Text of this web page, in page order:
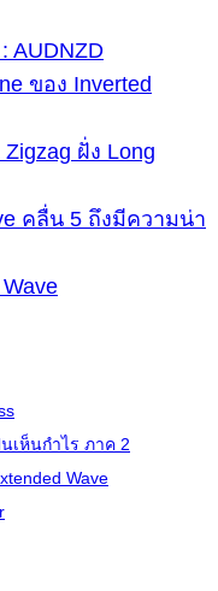
AUDNZD
ของ Inverted
ฝั่ง Long
คลื่น 5 ถึงมีความน่า
เห็นกำไร ภาค 2
Wave